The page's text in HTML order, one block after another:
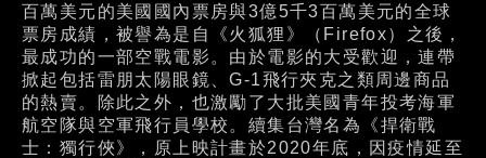
百萬美元的美國國內票房與3億5千3百萬美元的全球
票房成績，被譽為是自《火狐狸》（Firefox）之後，
最成功的一部空戰電影。由於電影的大受歡迎，連帶
掀起包括雷朋太陽眼鏡、G-1飛行夾克之類周邊商品
的熱賣。除此之外，也激勵了大批美國青年投考海軍
航空隊與空軍飛行員學校。續集台灣名為《捍衛戰
士：獨行俠》，原上映計畫於2020年底，因疫情延至